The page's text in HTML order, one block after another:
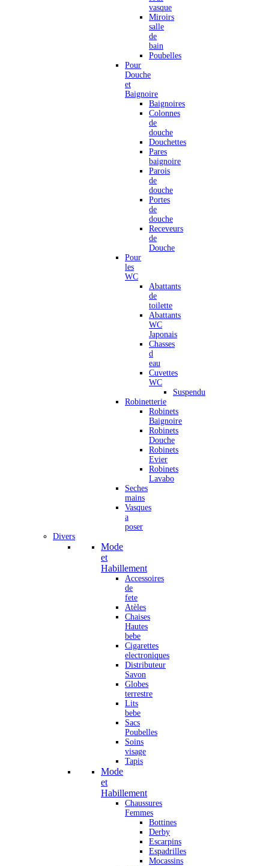
vasque
Miroirs
salle
de
bain
Poubelles
Pour
Douche
et
Baignoire
Baignoires
Colonnes
de
douche
Douchettes
Pares
baignoire
Parois
de
douche
Portes
de
douche
Receveurs
de
Douche
Pour
les
WC
Abattants
de
toilette
Abattants
WC
Japonais
Chasses
d
eau
Cuvettes
WC
Suspendu
Robinetterie
Robinets
Baignoire
Robinets
Douche
Robinets
Evier
Robinets
Lavabo
Seches
mains
Vasques
a
poser
Divers
Mode
et
Habillement
Accessoires
de
fete
Atèles
Chaises
Hautes
bebe
Cigarettes
electroniques
Distributeur
Savon
Globes
terrestre
Lits
bebe
Sacs
Poubelles
Soins
visage
Tapis
Mode
et
Habillement
Chaussures
Femmes
Bottines
Derby
Escarpins
Espadrilles
Mocassins